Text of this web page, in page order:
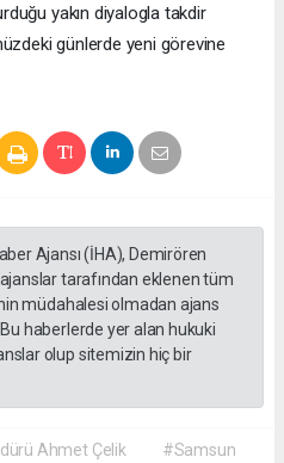
yakın diyalogla takdir
günlerde yeni görevine
Ajansı (İHA), Demirören
tarafından eklenen tüm
müdahalesi olmadan ajans
haberlerde yer alan hukuki
olup sitemizin hiç bir
Ahmet Çelik
#Samsun